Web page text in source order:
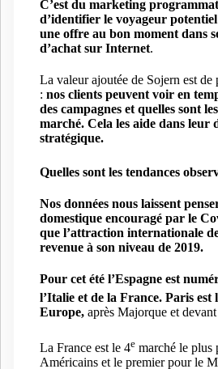
C’est du marketing
d’identifier le voyageur potentiel
une offre au bon moment dans
d’achat sur Internet.
La valeur ajoutée de Sojern est de
: nos clients peuvent voir en
des campagnes et quelles sont les
marché. Cela les aide dans leur
stratégique.
Quelles sont les tendances
Nos données nous laissent
domestique encouragé par le
que l’attraction internationale
revenue à son niveau de 2019.
Pour cet été l’Espagne est
l’Italie et de la France. Paris est
Europe, après Majorque et
La France est le 4e marché le plus
Américains et le premier pour le